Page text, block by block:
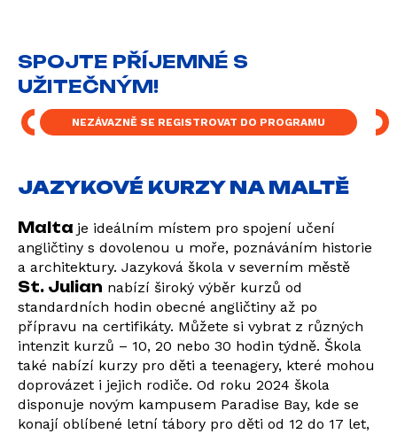
SPOJTE PŘÍJEMNÉ S
UŽITEČNÝM!
NEZÁVAZNĚ SE REGISTROVAT DO PROGRAMU
JAZYKOVÉ KURZY NA MALTĚ
Malta je ideálním místem pro spojení učení
angličtiny s dovolenou u moře, poznáváním historie
a architektury. Jazyková škola v severním městě
St. Julian nabízí široký výběr kurzů od
standardních hodin obecné angličtiny až po
přípravu na certifikáty. Můžete si vybrat z různých
intenzit kurzů – 10, 20 nebo 30 hodin týdně. Škola
také nabízí kurzy pro děti a teenagery, které mohou
doprovázet i jejich rodiče. Od roku 2024 škola
disponuje novým kampusem Paradise Bay, kde se
konají oblíbené letní tábory pro děti od 12 do 17 let,